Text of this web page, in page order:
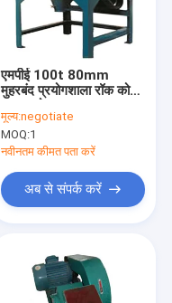
एमपीई 100t 80mm
मुहरबंद प्रयोगशाला रॉक कोल्हू
मूल्य:negotiate
MOQ:1
नवीनतम कीमत पता करें
अब से संपर्क करें